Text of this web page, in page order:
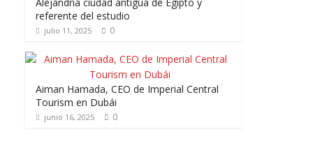
referente del estudio
julio 11, 2025 0
Aiman Hamada, CEO de Imperial Central
Tourism en Dubái
junio 16, 2025 0